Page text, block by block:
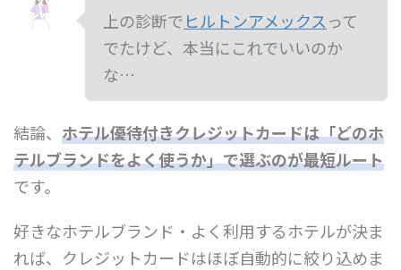
上の診断でヒルトンアメックスって
でたけど、本当にこれでいいのか
な…
結論、 ホテル優待付きクレジットカードは「どのホ
テルブランドをよく使うか」で選ぶのが最短ルート
です。
好きなホテルブランド・よく利用するホテルが決ま
れば、クレジットカードはほぼ自動的に絞り込めま